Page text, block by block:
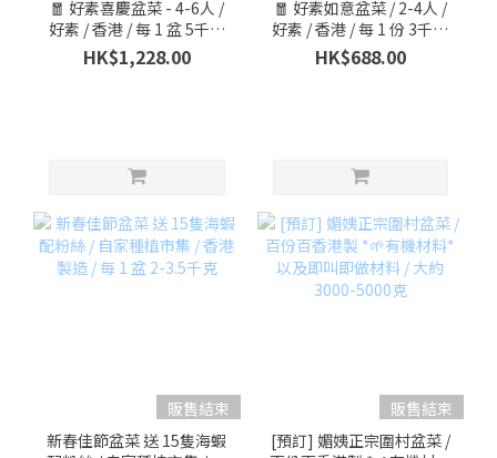
🧧 好素喜慶盆菜 - 4-6人 /
好素 / 香港 / 每 1 盆 5千克
(*大約)
HK$1,228.00
🧧 好素如意盆菜 / 2-4人 /
好素 / 香港 / 每 1 份 3千克
(*大約)
HK$688.00
販售結束
新春佳節盆菜 送 15隻海蝦
販售結束
[預訂] 媚姨正宗圍村盆菜 /